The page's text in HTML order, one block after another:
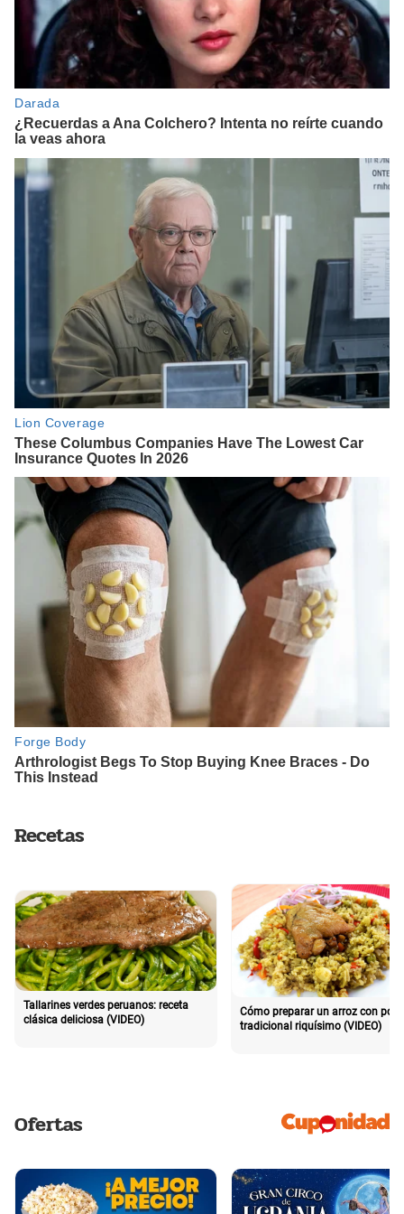
Recetas
Tallarines verdes peruanos: receta
clásica deliciosa (VIDEO)
Cómo preparar un arroz con pollo
tradicional riquísimo (VIDEO)
Ofertas